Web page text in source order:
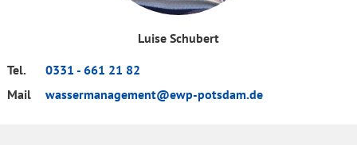
Luise Schubert
Tel.
0331 - 661 21 82
Mail
wassermanagement@ewp-potsdam.de